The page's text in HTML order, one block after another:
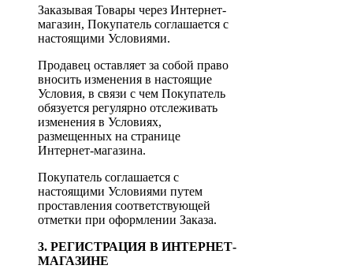
Заказывая Товары через Интернет-
магазин, Покупатель соглашается с
настоящими Условиями.
Продавец оставляет за собой право
вносить изменения в настоящие
Условия, в связи с чем Покупатель
обязуется регулярно отслеживать
изменения в Условиях,
размещенных на странице
Интернет-магазина.
Покупатель соглашается с
настоящими Условиями путем
проставления соответствующей
отметки при оформлении Заказа.
3. РЕГИСТРАЦИЯ В ИНТЕРНЕТ-
МАГАЗИНЕ